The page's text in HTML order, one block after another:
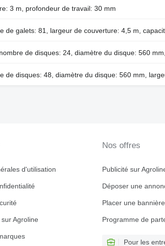
3 m, profondeur de travail: 30 mm
de galets: 81, largeur de couverture: 4,5 m,
de disques: 24, diamètre du disque: 560
de disques: 48, diamètre du disque: 560 mm,
d'utilisation
Agroline
Nos offres
Publicité sur
Déposer une
Placer une bannière
Programme de
Pour les